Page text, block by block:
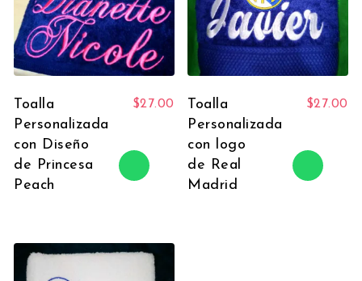
Toalla
Personalizada
con Diseño
de Princesa
Peach
$27.00
Toalla
Personalizada
con logo
de Real
Madrid
$27.00